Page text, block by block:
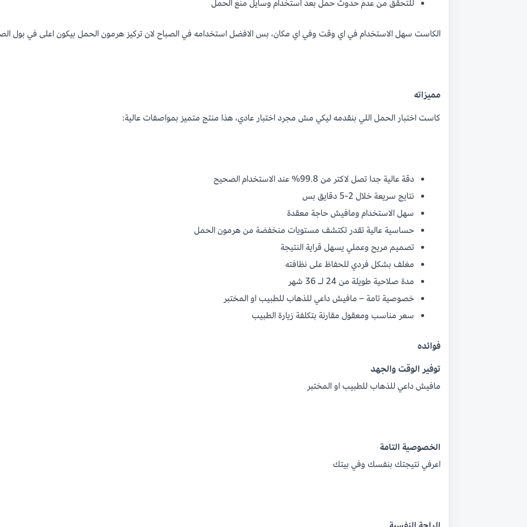
للتحقق من عدم حدوث حمل بعد استخدام وسايل منع الحمل
الكاست سهل الاستخدام في اي وقت وفي اي مكان، بس الافضل استخدامه في الصباح لان تركيز هرمون الحمل بيكون اعلى في بول
مميزاته
كاست اختبار الحمل اللي بنقدمه ليكي مش مجرد اختبار عادي، هذا منتج متميز بمواصفات عالية:
دقة عالية جدا تصل لاكتر من 99.8% عند الاستخدام الصحيح
نتايج سريعة خلال 2-5 دقايق بس
سهل الاستخدام ومافيش حاجة معقدة
حساسية عالية تقدر تكتشف مستويات منخفضة من هرمون الحمل
تصميم مريح وعملي يسهل قراية النتيجة
مغلف بشكل فردي للحفاظ على نظافته
مدة صلاحية طويلة من 24 لـ 36 شهر
خصوصية تامة – مافيش داعي للذهاب للطبيب او المختبر
سعر مناسب ومعقول مقارنة بتكلفة زيارة الطبيب
فوائده
توفير الوقت والجهد
مافيش داعي للذهاب للطبيب او المختبر
الخصوصية التامة
اعرفي نتيجتك بنفسك وفي بيتك